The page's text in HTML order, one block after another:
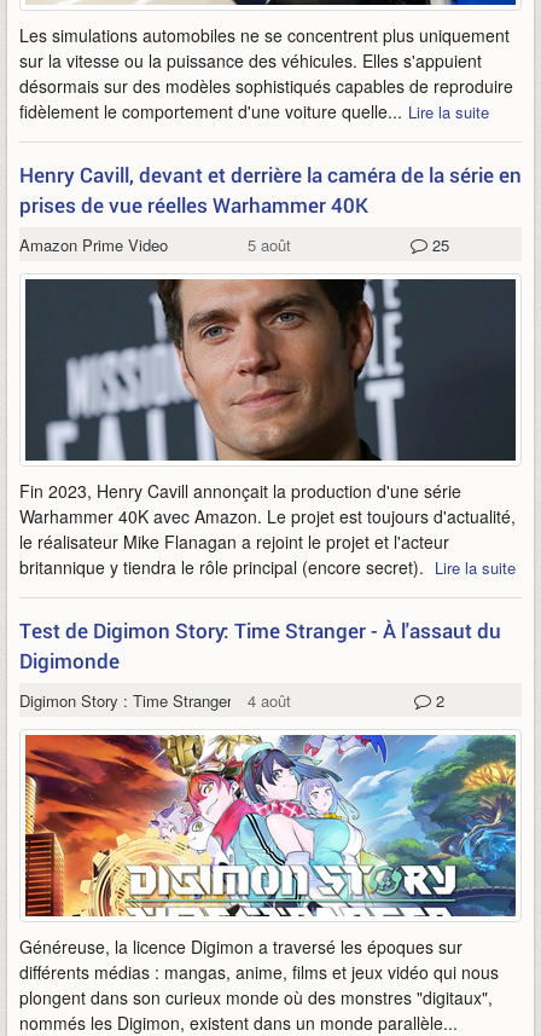
Les simulations automobiles ne se concentrent plus uniquement
sur la vitesse ou la puissance des véhicules. Elles s'appuient
désormais sur des modèles sophistiqués capables de reproduire
fidèlement le comportement d'une voiture quelle... Lire la suite
Henry Cavill, devant et derrière la caméra de la série en
prises de vue réelles Warhammer 40K
Amazon Prime Video 5 août 25
Fin 2023, Henry Cavill annonçait la production d'une série
Warhammer 40K avec Amazon. Le projet est toujours d'actualité,
le réalisateur Mike Flanagan a rejoint le projet et l'acteur
britannique y tiendra le rôle principal (encore secret). Lire la suite
Test de Digimon Story: Time Stranger - À l'assaut du
Digimonde
Digimon Story : Time Stranger 4 août 2
Généreuse, la licence Digimon a traversé les époques sur
différents médias : mangas, anime, films et jeux vidéo qui nous
plongent dans son curieux monde où des monstres "digitaux",
nommés les Digimon, existent dans un monde parallèle...